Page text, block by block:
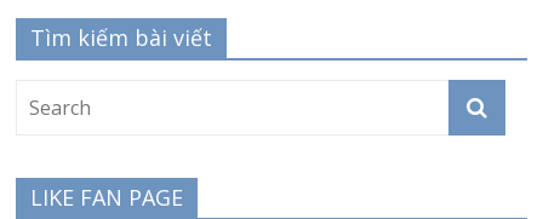
Tìm kiếm bài viết
LIKE FAN PAGE